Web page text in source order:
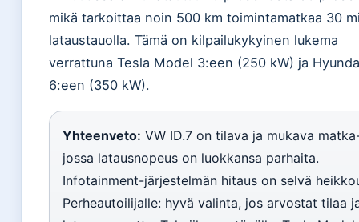
mikä tarkoittaa noin 500 km toimintamatkaa 30
lataustauolla. Tämä on kilpailukykyinen lukema
verrattuna Tesla Model 3:een (250 kW) ja
6:een (350 kW).
Yhteenveto: VW ID.7 on tilava ja mukava
jossa latausnopeus on luokkansa parhaita.
Infotainment-järjestelmän hitaus on selvä
Perheautoilijalle: hyvä valinta, jos arvostat tilaa